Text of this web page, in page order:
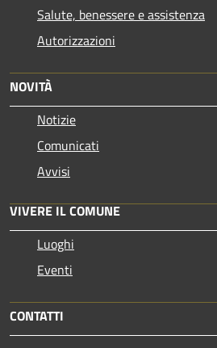
Salute, benessere e assistenza
Autorizzazioni
NOVITÀ
Notizie
Comunicati
Avvisi
VIVERE IL COMUNE
Luoghi
Eventi
CONTATTI